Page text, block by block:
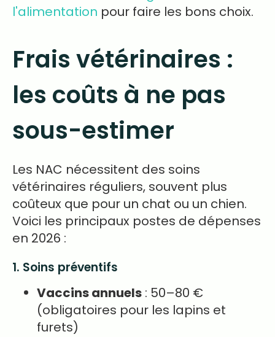
l'alimentation pour faire les bons choix.
Frais vétérinaires :
les coûts à ne pas
sous-estimer
Les NAC nécessitent des soins
vétérinaires réguliers, souvent plus
coûteux que pour un chat ou un chien.
Voici les principaux postes de dépenses
en 2026 :
1. Soins préventifs
Vaccins annuels : 50–80 €
(obligatoires pour les lapins et
furets)